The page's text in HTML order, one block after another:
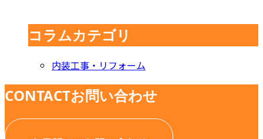
コラムカテゴリ
内装工事・リフォーム
CONTACTお問い合わせ